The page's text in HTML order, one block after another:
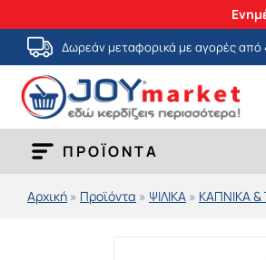
Μετάβαση
στο
περιεχόμενο
Δωρεάν μεταφορικά με αγορές από
ΠΡΟΪΟΝΤΑ
Αρχική » Προϊόντα » ΨΙΛΙΚΑ » ΚΑΠΝΙΚΑ &